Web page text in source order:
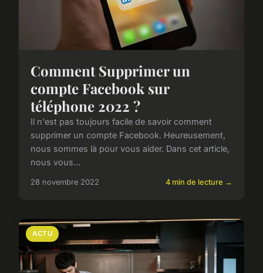
Comment Supprimer un
compte Facebook sur
téléphone 2022 ?
Il n'est pas toujours facile de savoir comment
supprimer un compte Facebook. Heureusement,
nous sommes là pour vous aider. Dans cet article,
nous vous...
28 novembre 2022 4 min de lecture →
ACTU